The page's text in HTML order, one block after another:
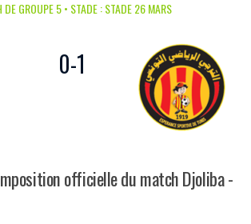
DE GROUPE 5 • STADE : STADE 26 MARS
0-1
officielle du match Djoliba -